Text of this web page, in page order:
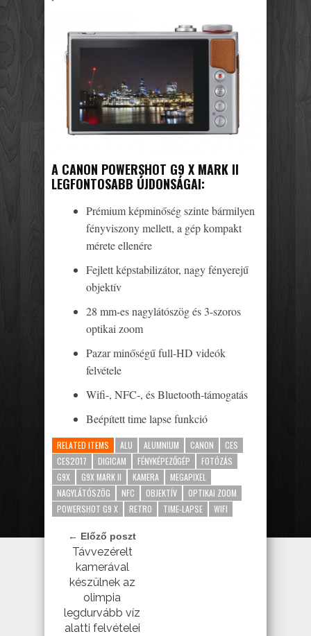
A CANON POWERSHOT G9 X MARK II
LEGFONTOSABB ÚJDONSÁGAI:
Prémium képminőség szinte bármilyen
fényviszony mellett, a gép kompakt
mérete ellenére
Fejlett képstabilizátor, nagy fényerejű
objektív
28 mm-es nagylátószög és 3-szoros
optikai zoom
Pazar minőségű full-HD videók
felvétele
Wifi-, NFC-, és Bluetooth-támogatás
Beépített time lapse funkció
RELATED ITEMS ALU ALUMNIUM CANON
CES
CES2017
DIGICAM FÉNYKÉPEZŐGÉP
FOTÓZÁS
G9X
G9X MARK II KAMERA
MEGAPIXEL
NAGYLÁTÓSZÖG
NFC OBJEKTÍV
OPTIKAI ZOOM
POWERSHOT G9 X
RETRO TIME-LAPSE WIFI
← Előző poszt
Távvezérelt
kamerával
készülnek az
olimpia
legdurvább víz
alatti felvételei